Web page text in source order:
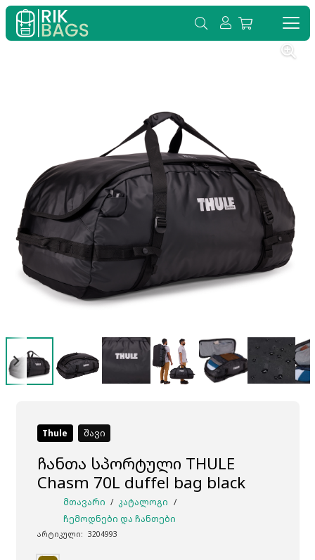
Thule შავი
ჩანთა სპორტული THULE
Chasm 70L duffel bag black
ᲛᲗᲐᲕᲐᲠᲘ / ᲙᲐᲢᲐᲚᲝᲒᲘ /
ᲩᲔᲛᲝᲓᲜᲔᲑᲘ ᲓᲐ ᲩᲐᲜᲗᲔᲑᲘ
არტიკული: 3204993